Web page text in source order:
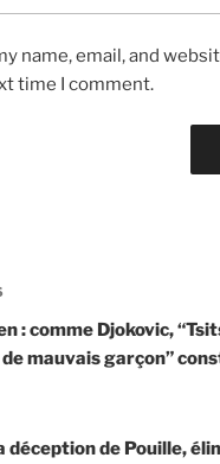
name, email, and
time I comment.
: comme Djokovic,
mauvais garçon”
déception de Pouille,